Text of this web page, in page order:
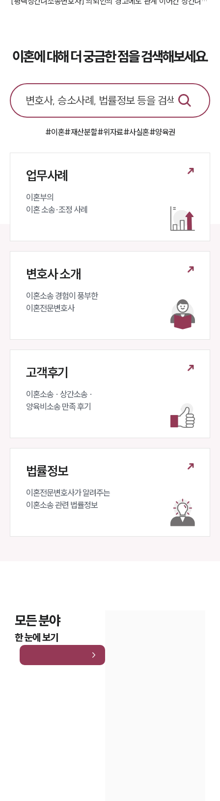
이혼에 대해 더 궁금한 점을 검색해보세요.
#이혼#재산분할#위자료#사실혼#양육권
업무사례
이혼부의
이혼 소송·조정 사례
변호사 소개
이혼소송 경험이 풍부한
이혼전문변호사
고객후기
이혼소송 · 상간소송 ·
양육비소송 만족 후기
법률정보
이혼전문변호사가 알려주는
이혼소송 관련 법률정보
모든 분야
한 눈에 보기